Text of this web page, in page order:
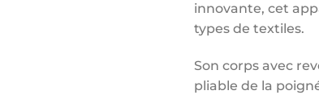
innovante, cet
types de textiles.
Son corps avec
pliable de la